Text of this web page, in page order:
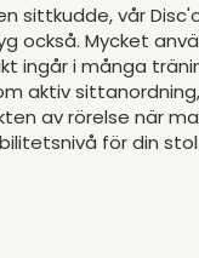
sittkudde, vår
också. Mycket
ingår i många
aktiv
av rörelse när
för din stol.